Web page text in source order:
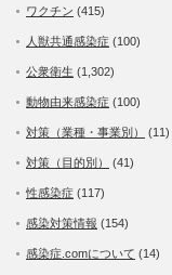
ワクチン (415)
人獣共通感染症 (100)
公衆衛生 (1,302)
動物由来感染症 (100)
対策（業種・事業別） (11)
対策（目的別） (41)
性感染症 (117)
感染対策情報 (154)
感染症.comについて (14)